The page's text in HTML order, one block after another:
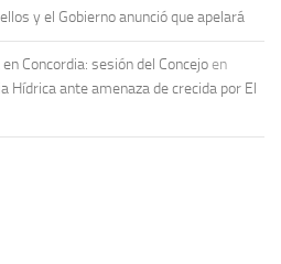
y el Gobierno anunció que apelará
Concordia: sesión del Concejo en
Hídrica ante amenaza de crecida por El